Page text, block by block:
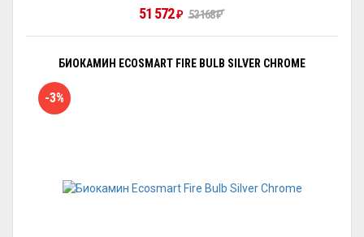
51 572 ₽ 53 168₽
БИОКАМИН ECOSMART FIRE BULB SILVER CHROME
-3%